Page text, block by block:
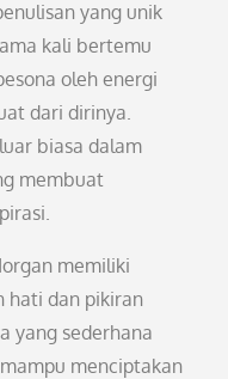
yang unik
kali bertemu
oleh energi
dari dirinya.
biasa dalam
membuat
memiliki
hati dan pikiran
yang sederhana
menciptakan